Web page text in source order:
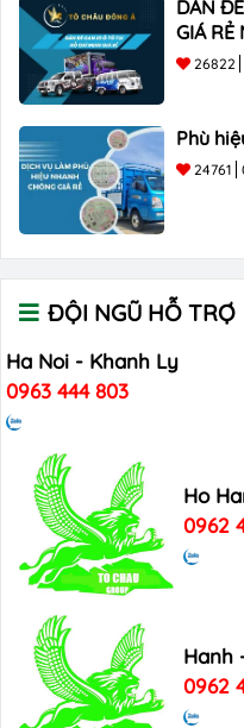
DÁN
GIÁ RẺ
26822
Phù
24761
ĐỘI NGŨ HỖ TRỢ
Ha Noi - Khanh Ly
0963 444 803
Ho
0962
Hanh
0962